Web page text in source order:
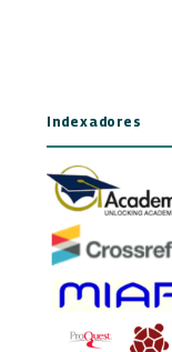
Indexadores